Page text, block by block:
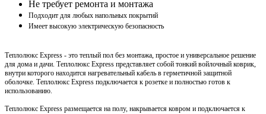
Не требует ремонта и монтажа
Подходит для любых напольных покрытий
Имеет высокую электрическую безопасность
Теплолюкс Express - это теплый пол без монтажа, простое и универсальное решение
для дома и дачи. Теплолюкс Express представляет собой тонкий войлочный коврик,
внутри которого находится нагревательный кабель в герметичной защитной
оболочке. Теплолюкс Express подключается к розетке и полностью готов к
использованию.
Теплолюкс Express размещается на полу, накрывается ковром и подключается к